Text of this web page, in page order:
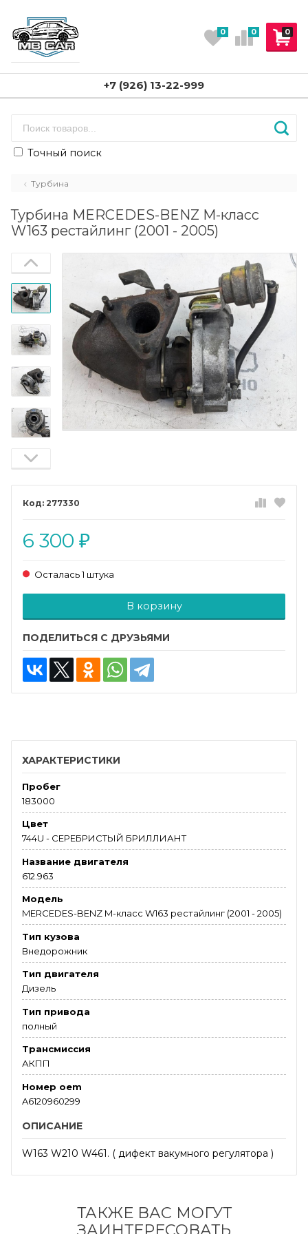
0
0 0
+7 (926) 13-22-999
Точный поиск
Турбина
Турбина MERCEDES-BENZ M-класс
W163 рестайлинг (2001 - 2005)
277330
6 300 ₽
Осталась 1 штука
В корзину
ПОДЕЛИТЬСЯ С ДРУЗЬЯМИ
ХАРАКТЕРИСТИКИ
Пробег
183000
Цвет
744U - СЕРЕБРИСТЫЙ БРИЛЛИАНТ
Название двигателя
612.963
Модель
MERCEDES-BENZ M-класс W163 рестайлинг (2001 - 2005)
Тип кузова
Внедорожник
Тип двигателя
Дизель
Тип привода
полный
Трансмиссия
АКПП
Номер oem
A6120960299
ОПИСАНИЕ
W163 W210 W461. ( дифект вакумного регулятора )
ТАКЖЕ ВАС МОГУТ
ЗАИНТЕРЕСОВАТЬ